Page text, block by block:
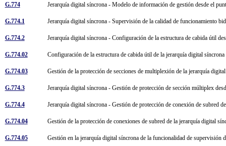
G.774 Jerarquía digital síncrona - Modelo de información de gestión desde el
G.774.1 Jerarquía digital síncrona - Supervisión de la calidad de funcionamiento
G.774.2 Jerarquía digital síncrona - Configuración de la estructura de cabida útil
G.774.02 Configuración de la estructura de cabida útil de la jerarquía digital
G.774.03 Gestión de la protección de secciones de multiplexión de la jerarquía
G.774.3 Jerarquía digital síncrona - Gestión de protección de sección múltiplex
G.774.4 Jerarquía digital síncrona - Gestión de protección de conexión de subred
G.774.04 Gestión de la protección de conexiones de subred de la jerarquía digital
G.774.05 Gestión en la jerarquía digital síncrona de la funcionalidad de